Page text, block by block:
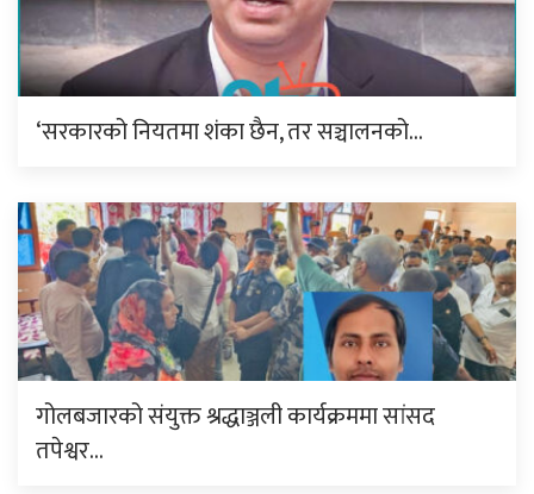
‘सरकारको नियतमा शंका छैन, तर सञ्चालनको…
गोलबजारको संयुक्त श्रद्धाञ्जली कार्यक्रममा सांसद
तपेश्वर…